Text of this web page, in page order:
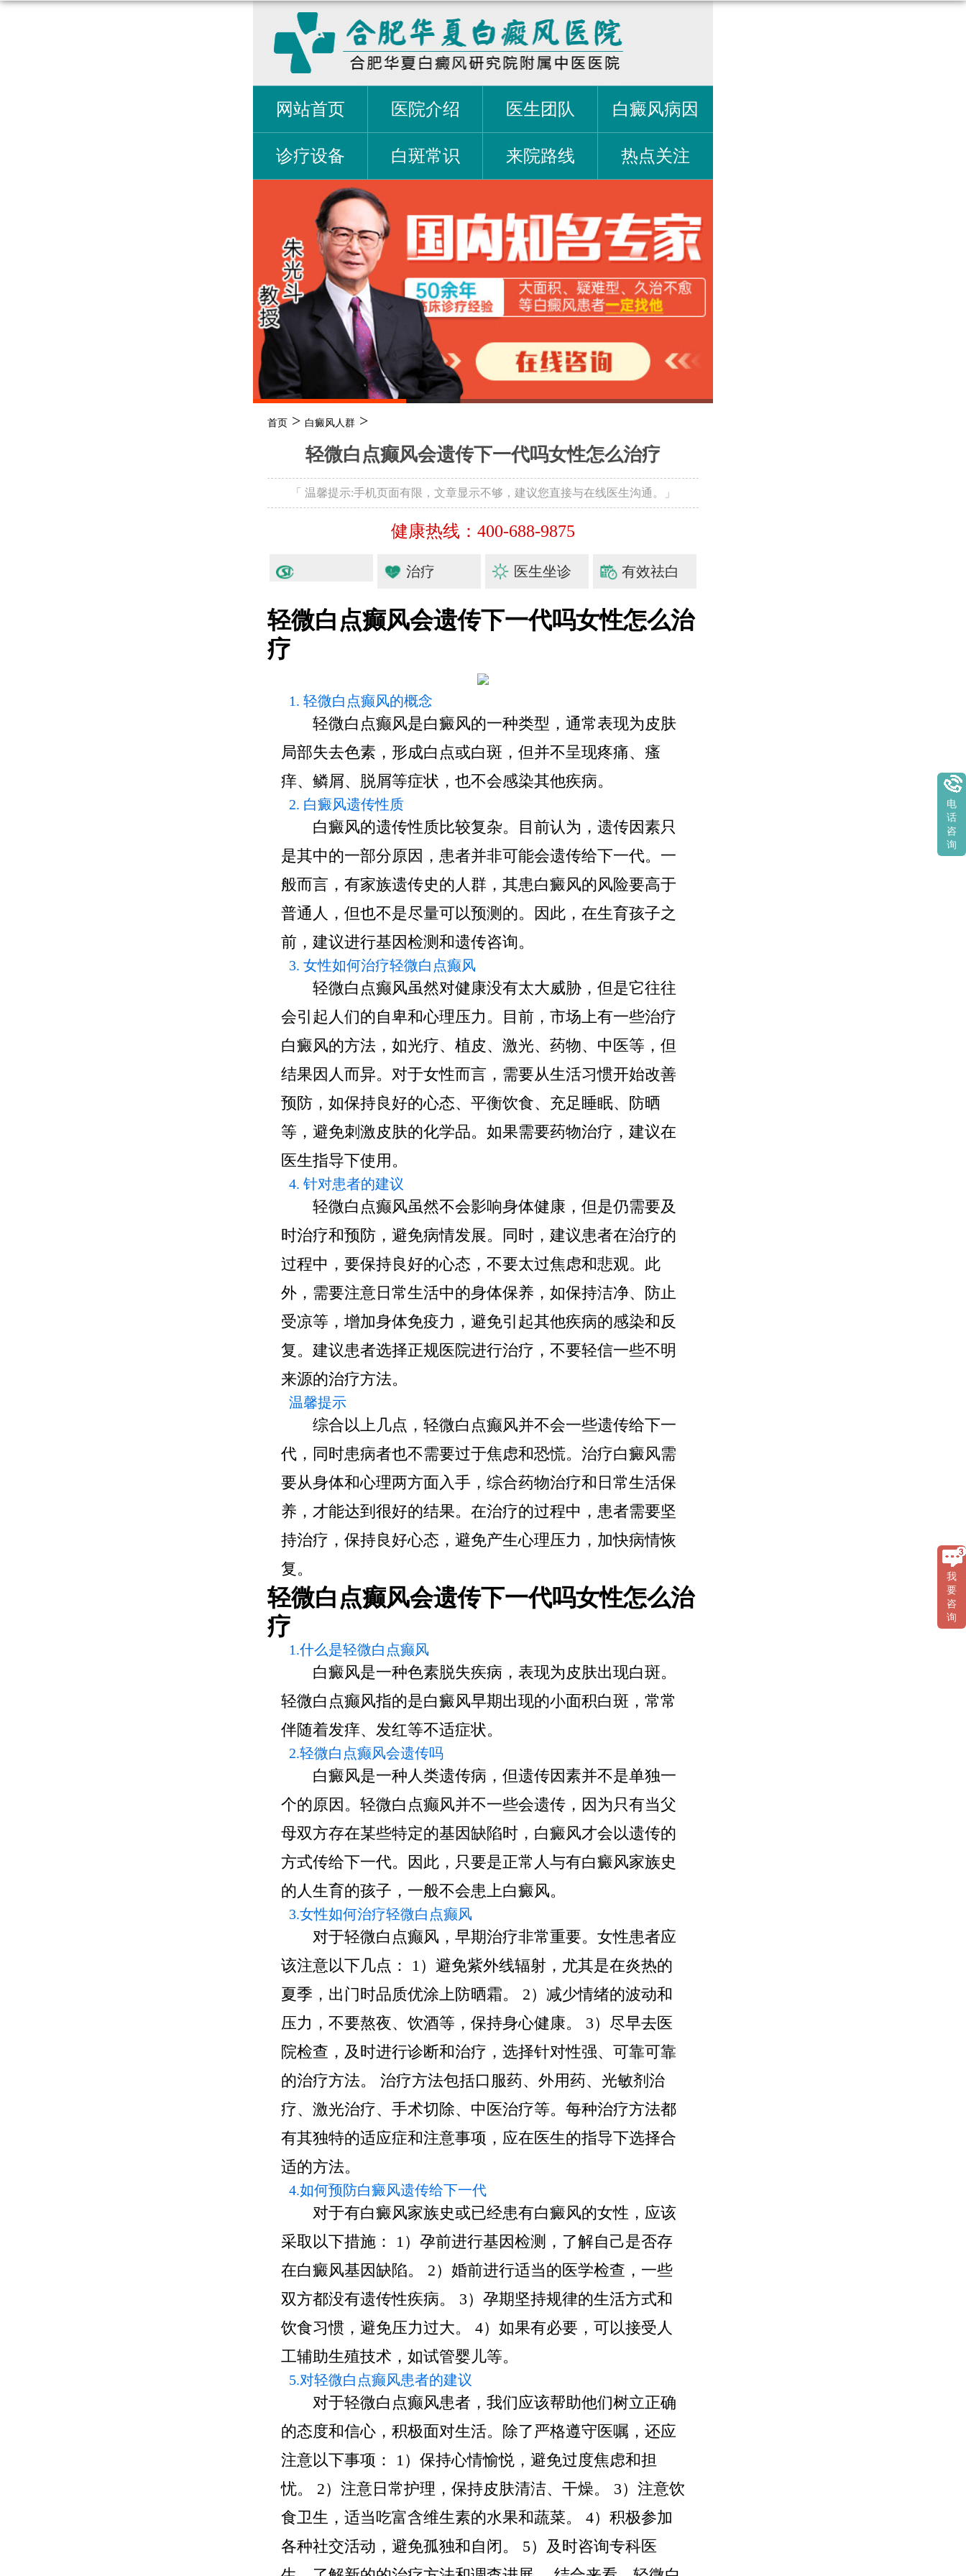
网站首页 医院介绍 医生团队 白癜风病因
诊疗设备 白斑常识 来院路线 热点关注
首页 > 白癜风人群 >
轻微白点癫风会遗传下一代吗女性怎么治疗
「 温馨提示:手机页面有限，文章显示不够，建议您直接与在线医生沟通。」
健康热线：400-688-9875
治疗 医生坐诊 有效祛白
轻微白点癫风会遗传下一代吗女性怎么治
疗
1. 轻微白点癫风的概念
轻微白点癫风是白癜风的一种类型，通常表现为皮肤
局部失去色素，形成白点或白斑，但并不呈现疼痛、瘙
痒、鳞屑、脱屑等症状，也不会感染其他疾病。
2. 白癜风遗传性质
白癜风的遗传性质比较复杂。目前认为，遗传因素只
是其中的一部分原因，患者并非可能会遗传给下一代。一
般而言，有家族遗传史的人群，其患白癜风的风险要高于
普通人，但也不是尽量可以预测的。因此，在生育孩子之
前，建议进行基因检测和遗传咨询。
3. 女性如何治疗轻微白点癫风
轻微白点癫风虽然对健康没有太大威胁，但是它往往
会引起人们的自卑和心理压力。目前，市场上有一些治疗
白癜风的方法，如光疗、植皮、激光、药物、中医等，但
结果因人而异。对于女性而言，需要从生活习惯开始改善
预防，如保持良好的心态、平衡饮食、充足睡眠、防晒
等，避免刺激皮肤的化学品。如果需要药物治疗，建议在
医生指导下使用。
4. 针对患者的建议
轻微白点癫风虽然不会影响身体健康，但是仍需要及
时治疗和预防，避免病情发展。同时，建议患者在治疗的
过程中，要保持良好的心态，不要太过焦虑和悲观。此
外，需要注意日常生活中的身体保养，如保持洁净、防止
受凉等，增加身体免疫力，避免引起其他疾病的感染和反
复。建议患者选择正规医院进行治疗，不要轻信一些不明
来源的治疗方法。
温馨提示
综合以上几点，轻微白点癫风并不会一些遗传给下一
代，同时患病者也不需要过于焦虑和恐慌。治疗白癜风需
要从身体和心理两方面入手，综合药物治疗和日常生活保
养，才能达到很好的结果。在治疗的过程中，患者需要坚
持治疗，保持良好心态，避免产生心理压力，加快病情恢
复。
轻微白点癫风会遗传下一代吗女性怎么治
疗
1.什么是轻微白点癫风
白癜风是一种色素脱失疾病，表现为皮肤出现白斑。
轻微白点癫风指的是白癜风早期出现的小面积白斑，常常
伴随着发痒、发红等不适症状。
2.轻微白点癫风会遗传吗
白癜风是一种人类遗传病，但遗传因素并不是单独一
个的原因。轻微白点癫风并不一些会遗传，因为只有当父
母双方存在某些特定的基因缺陷时，白癜风才会以遗传的
方式传给下一代。因此，只要是正常人与有白癜风家族史
的人生育的孩子，一般不会患上白癜风。
3.女性如何治疗轻微白点癫风
对于轻微白点癫风，早期治疗非常重要。女性患者应
该注意以下几点： 1）避免紫外线辐射，尤其是在炎热的
夏季，出门时品质优涂上防晒霜。 2）减少情绪的波动和
压力，不要熬夜、饮酒等，保持身心健康。 3）尽早去医
院检查，及时进行诊断和治疗，选择针对性强、可靠可靠
的治疗方法。 治疗方法包括口服药、外用药、光敏剂治
疗、激光治疗、手术切除、中医治疗等。每种治疗方法都
有其独特的适应症和注意事项，应在医生的指导下选择合
适的方法。
4.如何预防白癜风遗传给下一代
对于有白癜风家族史或已经患有白癜风的女性，应该
采取以下措施： 1）孕前进行基因检测，了解自己是否存
在白癜风基因缺陷。 2）婚前进行适当的医学检查，一些
双方都没有遗传性疾病。 3）孕期坚持规律的生活方式和
饮食习惯，避免压力过大。 4）如果有必要，可以接受人
工辅助生殖技术，如试管婴儿等。
5.对轻微白点癫风患者的建议
对于轻微白点癫风患者，我们应该帮助他们树立正确
的态度和信心，积极面对生活。除了严格遵守医嘱，还应
注意以下事项： 1）保持心情愉悦，避免过度焦虑和担
忧。 2）注意日常护理，保持皮肤清洁、干燥。 3）注意饮
食卫生，适当吃富含维生素的水果和蔬菜。 4）积极参加
各种社交活动，避免孤独和自闭。 5）及时咨询专科医
我
要
咨
询
电
话
咨
询